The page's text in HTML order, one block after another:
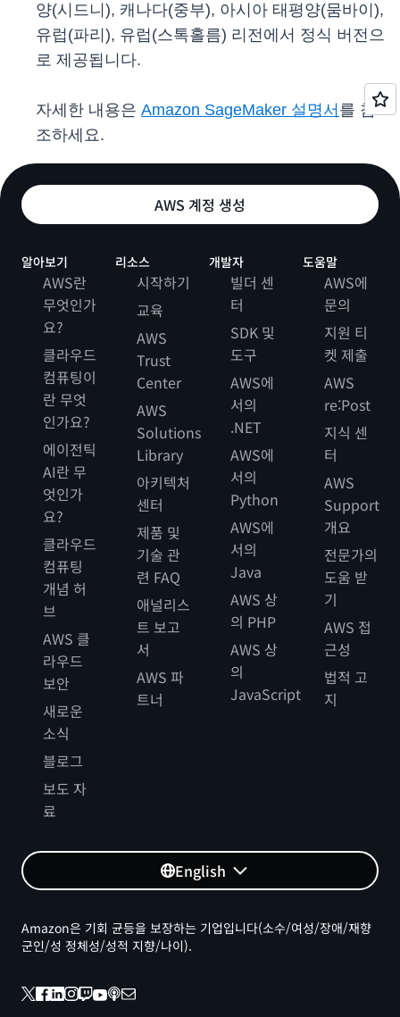
양(시드니), 캐나다(중부), 아시아 태평양(뭄바이),
유럽(파리), 유럽(스톡홀름) 리전에서 정식 버전으
로 제공됩니다.
자세한 내용은 Amazon SageMaker 설명서 를 참
조하세요.
AWS 계정 생성
알아보기
AWS란
무엇인가
요?
클라우드
컴퓨팅이
란 무엇
인가요?
에이전틱
AI란 무
엇인가
요?
클라우드
컴퓨팅
개념 허
브
AWS 클
라우드
보안
새로운
소식
블로그
보도 자
료
리소스
시작하기
교육
AWS
Trust
Center
AWS
Solutions
Library
아키텍처
센터
제품 및
기술 관
련 FAQ
애널리스
트 보고
서
AWS 파
트너
개발자
빌더 센
터
SDK 및
도구
AWS에
서의
.NET
AWS에
서의
Python
AWS에
서의
Java
AWS 상
의 PHP
AWS 상
의
JavaScript
도움말
AWS에
문의
지원 티
켓 제출
AWS
re:Post
지식 센
터
AWS
Support
개요
전문가의
도움 받
기
AWS 접
근성
법적 고
지
English
Amazon은 기회 균등을 보장하는 기업입니다(소수/여성/장애/재향
군인/성 정체성/성적 지향/나이).